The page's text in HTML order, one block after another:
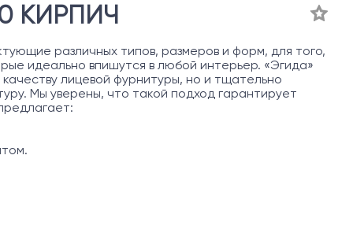
КИРПИЧ
различных типов, размеров и форм, для того,
идеально впишутся в любой интерьер. «Эгида»
лицевой фурнитуры, но и тщательно
Мы уверены, что такой подход гарантирует